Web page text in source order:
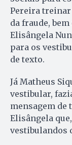
Pereira
da fraude,
Elisângela
para os
de texto.
Já Matheus
vestibular,
mensagem de
Elisângela
vestibulandos